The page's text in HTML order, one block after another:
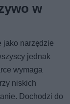
w
jako narzędzie
jednak
wymaga
niskich
Dochodzi do